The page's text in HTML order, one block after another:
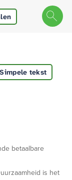
Simpele tekst
betaalbare
is het